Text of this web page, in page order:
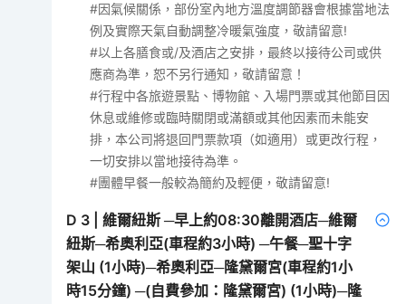
#因氣候關係，部份室內地方溫度調節器會根據當地法
例及實際天氣自動調整冷暖氣強度，敬請留意!
#以上各膳食或/及酒店之安排，最終以接待公司或供
應商為準，恕不另行通知，敬請留意！
#行程中各旅遊景點、博物館、入場門票或其他節目因
休息或維修或臨時關閉或滿額或其他因素而未能安
排，本公司將退回門票款項（如適用）或更改行程，
一切安排以當地接待為準。
#團體早餐一般較為簡約及輕便，敬請留意!
D 3 |維爾紐斯 ─早上約08:30離開酒店─維爾
紐斯─希奧利亞(車程約3小時) ─午餐─聖十字
架山 (1小時)─希奧利亞─隆黛爾宮(車程約1小
時15分鐘) ─(自費參加：隆黛爾宮) (1小時)─隆